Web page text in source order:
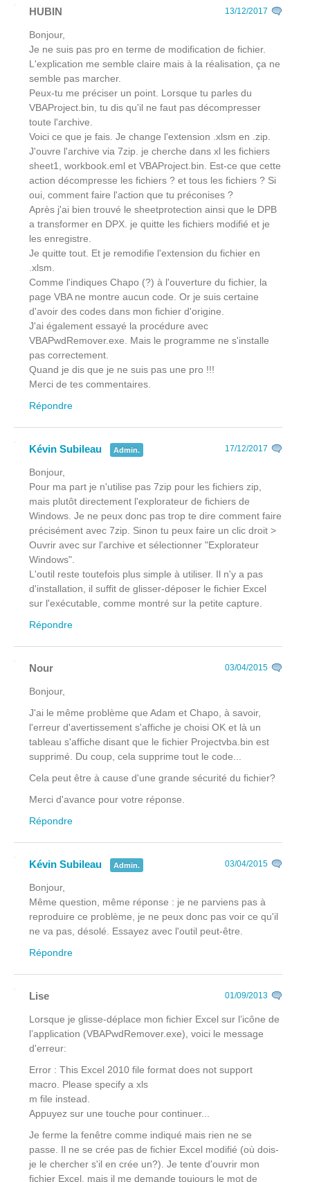
HUBIN 13/12/2017
Bonjour,
Je ne suis pas pro en terme de modification de fichier.
L'explication me semble claire mais à la réalisation, ça ne
semble pas marcher.
Peux-tu me préciser un point. Lorsque tu parles du
VBAProject.bin, tu dis qu'il ne faut pas décompresser
toute l'archive.
Voici ce que je fais. Je change l'extension .xlsm en .zip.
J'ouvre l'archive via 7zip. je cherche dans xl les fichiers
sheet1, workbook.eml et VBAProject.bin. Est-ce que cette
action décompresse les fichiers ? et tous les fichiers ? Si
oui, comment faire l'action que tu préconises ?
Après j'ai bien trouvé le sheetprotection ainsi que le DPB
a transformer en DPX. je quitte les fichiers modifié et je
les enregistre.
Je quitte tout. Et je remodifie l'extension du fichier en
.xlsm.
Comme l'indiques Chapo (?) à l'ouverture du fichier, la
page VBA ne montre aucun code. Or je suis certaine
d'avoir des codes dans mon fichier d'origine.
J'ai également essayé la procédure avec
VBAPwdRemover.exe. Mais le programme ne s'installe
pas correctement.
Quand je dis que je ne suis pas une pro !!!
Merci de tes commentaires.
Répondre
Kévin Subileau Admin. 17/12/2017
Bonjour,
Pour ma part je n'utilise pas 7zip pour les fichiers zip,
mais plutôt directement l'explorateur de fichiers de
Windows. Je ne peux donc pas trop te dire comment faire
précisément avec 7zip. Sinon tu peux faire un clic droit >
Ouvrir avec sur l'archive et sélectionner "Explorateur
Windows".
L'outil reste toutefois plus simple à utiliser. Il n'y a pas
d'installation, il suffit de glisser-déposer le fichier Excel
sur l'exécutable, comme montré sur la petite capture.
Répondre
Nour 03/04/2015
Bonjour,
J'ai le même problème que Adam et Chapo, à savoir,
l'erreur d'avertissement s'affiche je choisi OK et là un
tableau s'affiche disant que le fichier Projectvba.bin est
supprimé. Du coup, cela supprime tout le code...
Cela peut être à cause d'une grande sécurité du fichier?
Merci d'avance pour votre réponse.
Répondre
Kévin Subileau Admin. 03/04/2015
Bonjour,
Même question, même réponse : je ne parviens pas à
reproduire ce problème, je ne peux donc pas voir ce qu'il
ne va pas, désolé. Essayez avec l'outil peut-être.
Répondre
Lise 01/09/2013
Lorsque je glisse-déplace mon fichier Excel sur l’icône de
l’application (VBAPwdRemover.exe), voici le message
d'erreur:
Error : This Excel 2010 file format does not support
macro. Please specify a xls
m file instead.
Appuyez sur une touche pour continuer...
Je ferme la fenêtre comme indiqué mais rien ne se
passe. Il ne se crée pas de fichier Excel modifié (où dois-
je le chercher s'il en crée un?). Je tente d'ouvrir mon
fichier Excel, mais il me demande toujours le mot de